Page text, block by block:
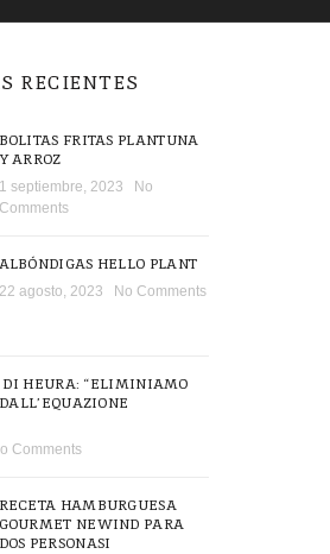
RECIENTES
BOLITAS FRITAS PLANTUNA
Y ARROZ
1 septiembre, 2023
No
Comments
ALBÓNDIGAS HELLO PLANT
22 agosto, 2023 No Comments
DI HEURA: “ELIMINIAMO
Comments
RECETA HAMBURGUESA
GOURMET NEWIND PARA
DOS PERSONASI